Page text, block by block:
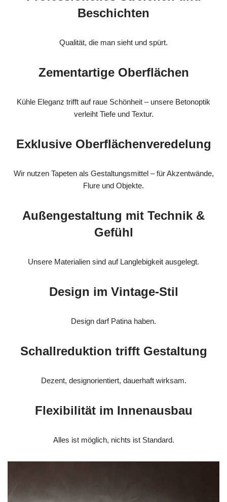
Beschichten
Qualität, die man sieht und spürt.
Zementartige Oberflächen
Kühle Eleganz trifft auf raue Schönheit – unsere Betonoptik
verleiht Tiefe und Textur.
Exklusive Oberflächenveredelung
Wir nutzen Tapeten als Gestaltungsmittel – für Akzentwände,
Flure und Objekte.
Außengestaltung mit Technik &
Gefühl
Unsere Materialien sind auf Langlebigkeit ausgelegt.
Design im Vintage-Stil
Design darf Patina haben.
Schallreduktion trifft Gestaltung
Dezent, designorientiert, dauerhaft wirksam.
Flexibilität im Innenausbau
Alles ist möglich, nichts ist Standard.